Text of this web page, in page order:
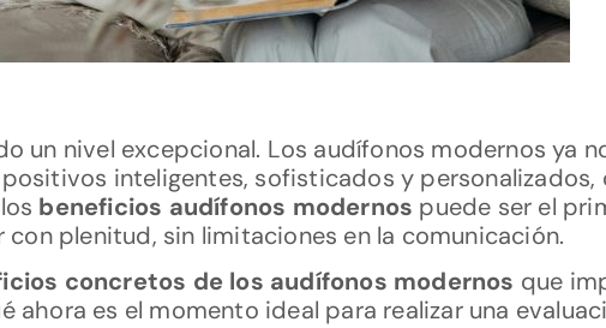
un nivel excepcional. Los audífonos modernos ya
inteligentes, sofisticados y personalizados,
beneficios audífonos modernos puede ser el
plenitud, sin limitaciones en la comunicación.
concretos de los audífonos modernos que
ahora es el momento ideal para realizar una